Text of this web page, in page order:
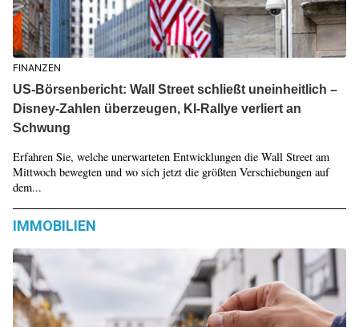
FINANZEN
US-Börsenbericht: Wall Street schließt uneinheitlich –
Disney-Zahlen überzeugen, KI-Rallye verliert an
Schwung
Erfahren Sie, welche unerwarteten Entwicklungen die Wall Street am
Mittwoch bewegten und wo sich jetzt die größten Verschiebungen auf
dem...
IMMOBILIEN